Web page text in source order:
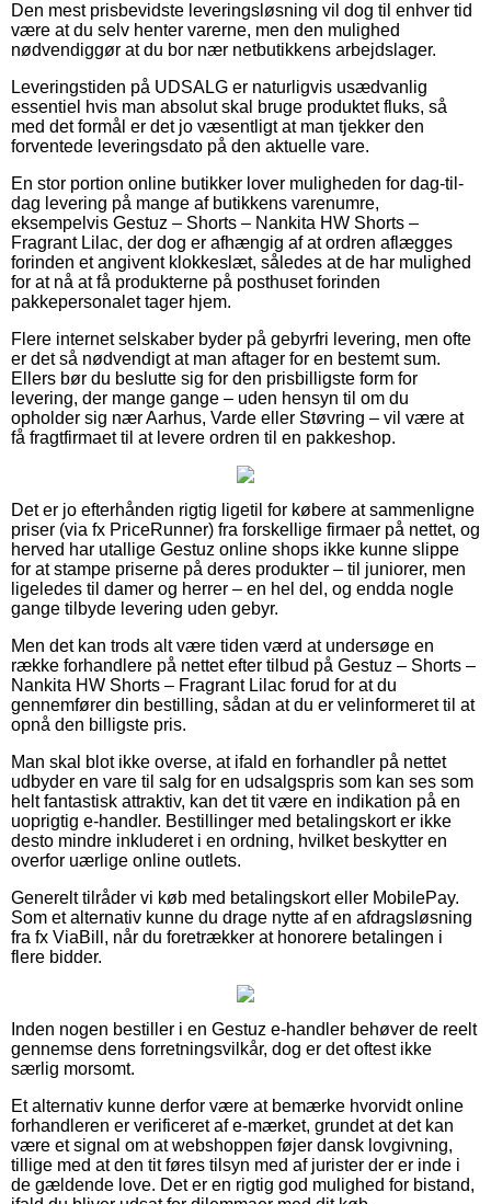
Den mest prisbevidste leveringsløsning vil dog til enhver tid
være at du selv henter varerne, men den mulighed
nødvendiggør at du bor nær netbutikkens arbejdslager.
Leveringstiden på UDSALG er naturligvis usædvanlig
essentiel hvis man absolut skal bruge produktet fluks, så
med det formål er det jo væsentligt at man tjekker den
forventede leveringsdato på den aktuelle vare.
En stor portion online butikker lover muligheden for dag-til-
dag levering på mange af butikkens varenumre,
eksempelvis Gestuz – Shorts – Nankita HW Shorts –
Fragrant Lilac, der dog er afhængig af at ordren aflægges
forinden et angivent klokkeslæt, således at de har mulighed
for at nå at få produkterne på posthuset forinden
pakkepersonalet tager hjem.
Flere internet selskaber byder på gebyrfri levering, men ofte
er det så nødvendigt at man aftager for en bestemt sum.
Ellers bør du beslutte sig for den prisbilligste form for
levering, der mange gange – uden hensyn til om du
opholder sig nær Aarhus, Varde eller Støvring – vil være at
få fragtfirmaet til at levere ordren til en pakkeshop.
Det er jo efterhånden rigtig ligetil for købere at sammenligne
priser (via fx PriceRunner) fra forskellige firmaer på nettet, og
herved har utallige Gestuz online shops ikke kunne slippe
for at stampe priserne på deres produkter – til juniorer, men
ligeledes til damer og herrer – en hel del, og endda nogle
gange tilbyde levering uden gebyr.
Men det kan trods alt være tiden værd at undersøge en
række forhandlere på nettet efter tilbud på Gestuz – Shorts –
Nankita HW Shorts – Fragrant Lilac forud for at du
gennemfører din bestilling, sådan at du er velinformeret til at
opnå den billigste pris.
Man skal blot ikke overse, at ifald en forhandler på nettet
udbyder en vare til salg for en udsalgspris som kan ses som
helt fantastisk attraktiv, kan det tit være en indikation på en
uoprigtig e-handler. Bestillinger med betalingskort er ikke
desto mindre inkluderet i en ordning, hvilket beskytter en
overfor uærlige online outlets.
Generelt tilråder vi køb med betalingskort eller MobilePay.
Som et alternativ kunne du drage nytte af en afdragsløsning
fra fx ViaBill, når du foretrækker at honorere betalingen i
flere bidder.
Inden nogen bestiller i en Gestuz e-handler behøver de reelt
gennemse dens forretningsvilkår, dog er det oftest ikke
særlig morsomt.
Et alternativ kunne derfor være at bemærke hvorvidt online
forhandleren er verificeret af e-mærket, grundet at det kan
være et signal om at webshoppen føjer dansk lovgivning,
tillige med at den tit føres tilsyn med af jurister der er inde i
de gældende love. Det er en rigtig god mulighed for bistand,